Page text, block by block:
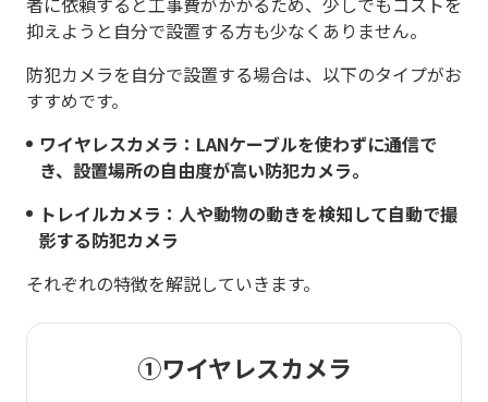
抑えようと自分で設置する方も少なくありません。
防犯カメラを自分で設置する場合は、以下のタイプがお
すすめです。
ワイヤレスカメラ：LANケーブルを使わずに通信で
き、設置場所の自由度が高い防犯カメラ。
トレイルカメラ：人や動物の動きを検知して自動で撮
影する防犯カメラ
それぞれの特徴を解説していきます。
①ワイヤレスカメラ